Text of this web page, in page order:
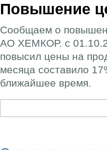
Повышение
Сообщаем о
АО ХЕМКОР. с
повысил цены на
месяца составило
ближайшее время.